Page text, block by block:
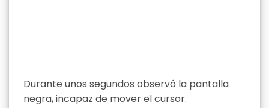
Durante unos segundos observó la pantalla
negra, incapaz de mover el cursor.